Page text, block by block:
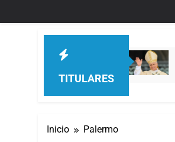
TITULARES
La Diócesis de
Inicio Palermo